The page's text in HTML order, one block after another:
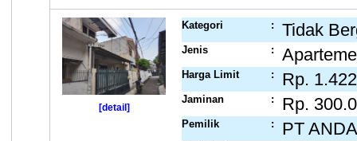
[detail]
Kategori : Tidak
Jenis :
Harga Limit : Rp.
Jaminan : Rp.
Pemilik : PT